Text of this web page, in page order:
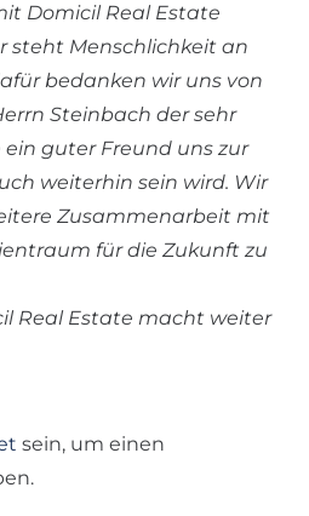
Domicil Real Estate
steht Menschlichkeit an
bedanken wir uns von
Steinbach der sehr
guter Freund uns zur
weiterhin sein wird. Wir
Zusammenarbeit mit
für die Zukunft zu
Real Estate macht weiter
sein, um einen